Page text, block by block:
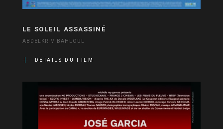
LE SOLEIL ASSASSINÉ
ABDELKRIM BAHLOUL
DÉTAILS DU FILM